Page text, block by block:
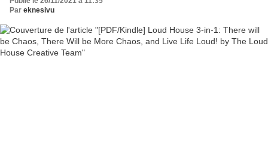
Par eknesivu